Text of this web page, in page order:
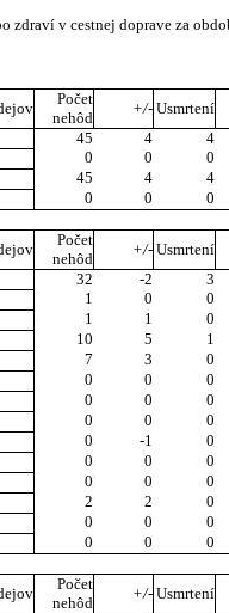
zdraví v cestnej doprave za
Počet
nehôd
+/- Usmrtení
45 4 4
0 0 0
45 4 4
0 0 0
Počet
nehôd
+/- Usmrtení
32 -2 3
1 0 0
1 1 0
10 5 1
7 3 0
0 0 0
0 0 0
0 0 0
0 -1 0
0 0 0
0 0 0
2 2 0
0 0 0
0 0 0
Počet
nehôd
+/- Usmrtení